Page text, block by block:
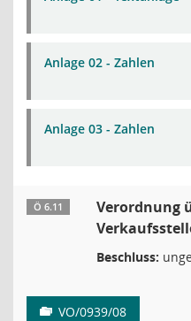
Anlage 02 - Zahlen
Anlage 03 - Zahlen
Ö 6.11
Verordnung
Beschluss:
VO/0939/08